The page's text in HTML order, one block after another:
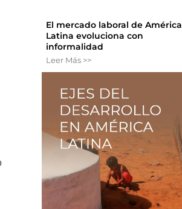
El mercado laboral de América
Latina evoluciona con
informalidad
Leer Más >>